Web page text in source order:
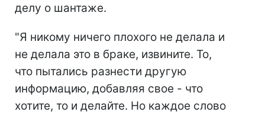
делу о шантаже.
"Я никому ничего плохого не делала и
не делала это в браке, извините. То,
что пытались разнести другую
информацию, добавляя свое - что
хотите, то и делайте. Но каждое слово